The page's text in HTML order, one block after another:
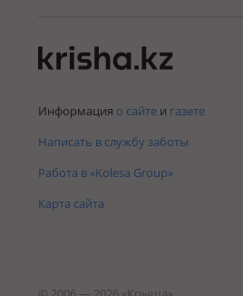
Информация о сайте и газете
Написать в службу заботы
Работа в «Kolesa Group»
Карта сайта